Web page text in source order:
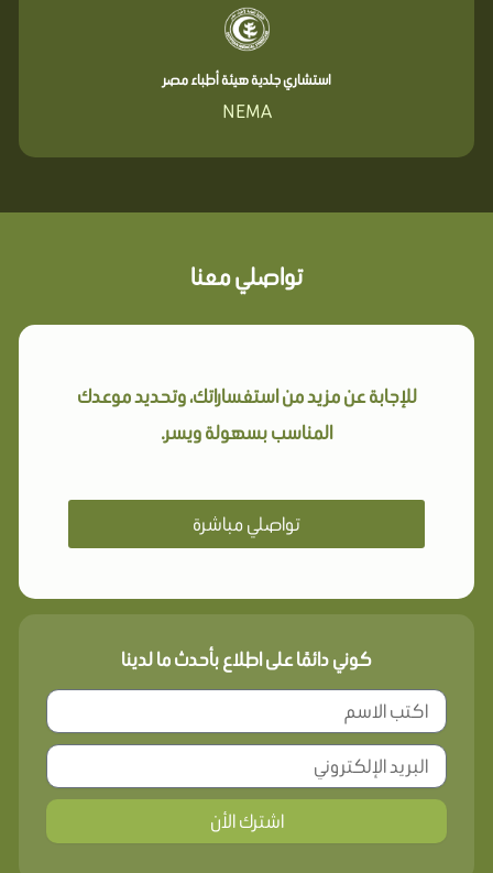
استشاري جلدية هيئة أطباء مصر
NEMA
تواصلي معنا
للإجابة عن مزيد من استفساراتك، وتحديد موعدك
المناسب بسهولة ويسر.
تواصلي مباشرة
كوني دائمًا على اطلاع بأحدث ما لدينا
اشترك الأن